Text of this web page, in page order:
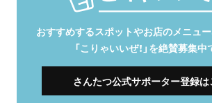
おすすめするスポットやお店のメニュ
「こりゃいいぜ！」を絶賛募集中
さんたつ公式サポーター登録は